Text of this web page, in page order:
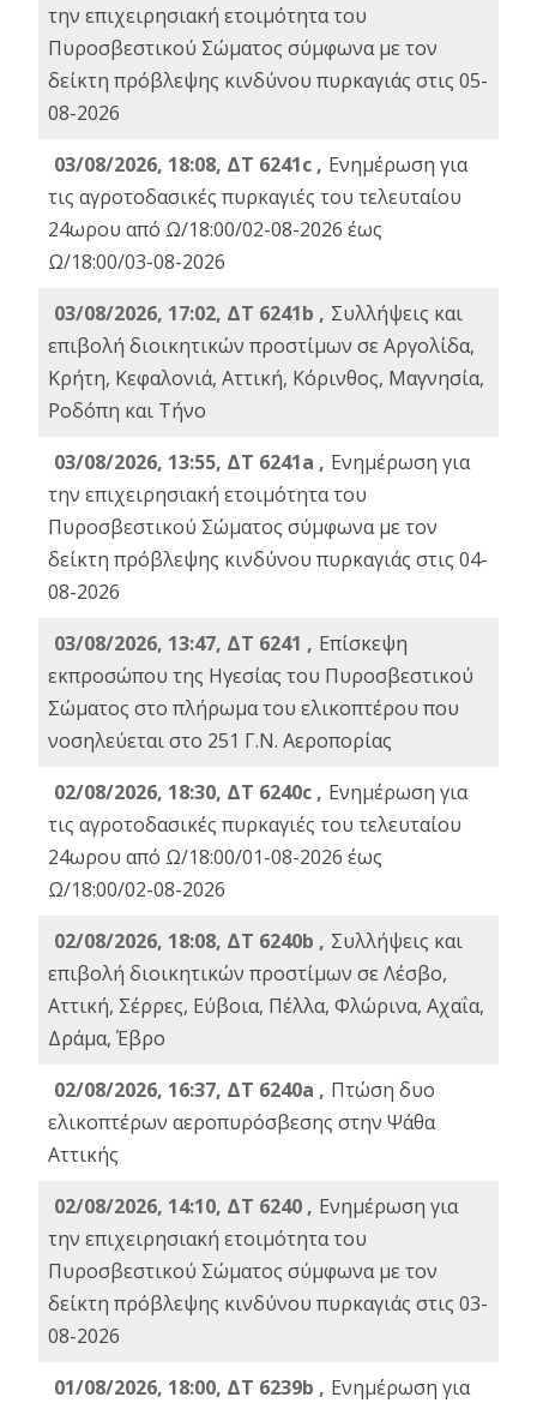
την επιχειρησιακή ετοιμότητα του
Πυροσβεστικού Σώματος σύμφωνα με τον
δείκτη πρόβλεψης κινδύνου πυρκαγιάς στις 05-
08-2026
03/08/2026, 18:08, ΔΤ 6241c , Ενημέρωση για
τις αγροτοδασικές πυρκαγιές του τελευταίου
24ωρου από Ω/18:00/02-08-2026 έως
Ω/18:00/03-08-2026
03/08/2026, 17:02, ΔΤ 6241b , Συλλήψεις και
επιβολή διοικητικών προστίμων σε Αργολίδα,
Κρήτη, Κεφαλονιά, Αττική, Κόρινθος, Μαγνησία,
Ροδόπη και Τήνο
03/08/2026, 13:55, ΔΤ 6241a , Ενημέρωση για
την επιχειρησιακή ετοιμότητα του
Πυροσβεστικού Σώματος σύμφωνα με τον
δείκτη πρόβλεψης κινδύνου πυρκαγιάς στις 04-
08-2026
03/08/2026, 13:47, ΔΤ 6241 , Επίσκεψη
εκπροσώπου της Ηγεσίας του Πυροσβεστικού
Σώματος στο πλήρωμα του ελικοπτέρου που
νοσηλεύεται στο 251 Γ.Ν. Αεροπορίας
02/08/2026, 18:30, ΔΤ 6240c , Ενημέρωση για
τις αγροτοδασικές πυρκαγιές του τελευταίου
24ωρου από Ω/18:00/01-08-2026 έως
Ω/18:00/02-08-2026
02/08/2026, 18:08, ΔΤ 6240b , Συλλήψεις και
επιβολή διοικητικών προστίμων σε Λέσβο,
Αττική, Σέρρες, Εύβοια, Πέλλα, Φλώρινα, Αχαΐα,
Δράμα, Έβρο
02/08/2026, 16:37, ΔΤ 6240a , Πτώση δυο
ελικοπτέρων αεροπυρόσβεσης στην Ψάθα
Αττικής
02/08/2026, 14:10, ΔΤ 6240 , Ενημέρωση για
την επιχειρησιακή ετοιμότητα του
Πυροσβεστικού Σώματος σύμφωνα με τον
δείκτη πρόβλεψης κινδύνου πυρκαγιάς στις 03-
08-2026
01/08/2026, 18:00, ΔΤ 6239b , Ενημέρωση για